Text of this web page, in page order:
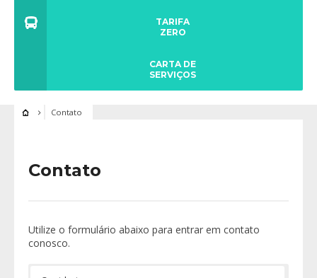
TARIFA
ZERO
CARTA DE
SERVIÇOS
Contato
Contato
Utilize o formulário abaixo para entrar em contato
conosco.